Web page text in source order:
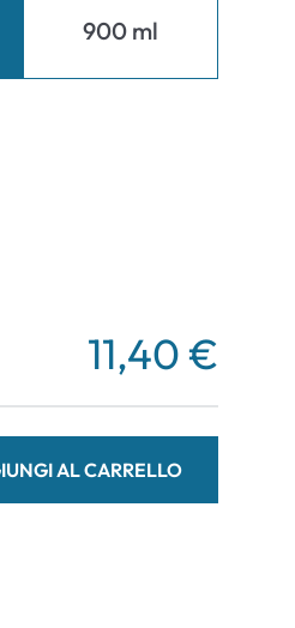
900 ml
11,40 €
AL CARRELLO